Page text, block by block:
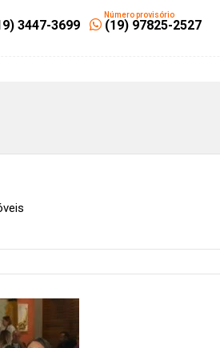
3447-3699 (19) 97825-2527
Número provisório